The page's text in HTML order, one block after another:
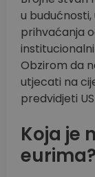
u
prihvaćanja
Obzirom da
utjecati na
predvidjeti
Koja je
eurima?